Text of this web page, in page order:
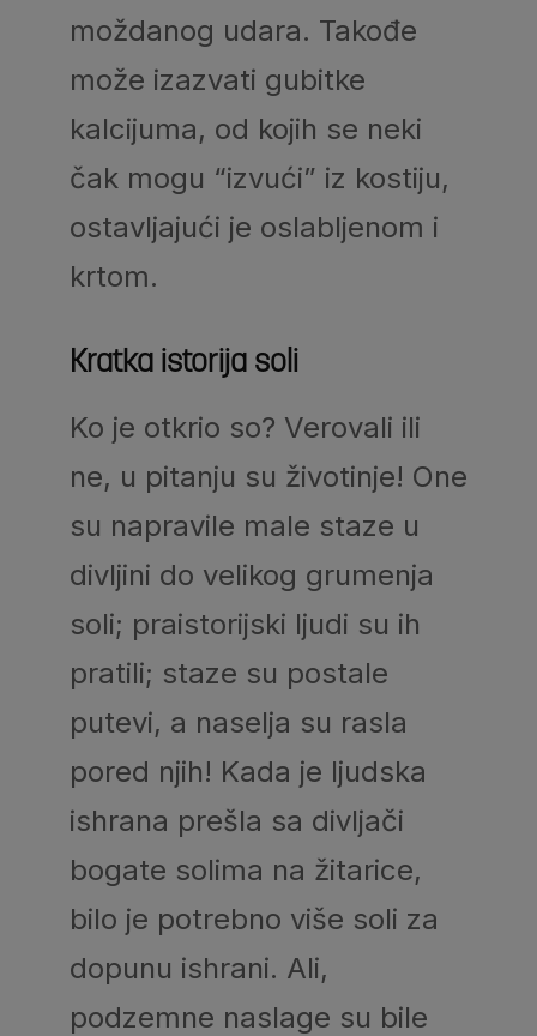
moždanog udara. Takođe
može izazvati gubitke
kalcijuma, od kojih se neki
čak mogu “izvući” iz kostiju,
ostavljajući je oslabljenom i
krtom.
Kratka istorija soli
Ko je otkrio so? Verovali ili
ne, u pitanju su životinje! One
su napravile male staze u
divljini do velikog grumenja
soli; praistorijski ljudi su ih
pratili; staze su postale
putevi, a naselja su rasla
pored njih! Kada je ljudska
ishrana prešla sa divljači
bogate solima na žitarice,
bilo je potrebno više soli za
dopunu ishrani. Ali,
podzemne naslage su bile